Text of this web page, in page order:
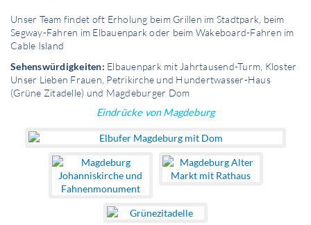
Unser Team findet oft Erholung beim Grillen im Stadtpark, beim
Segway-Fahren im Elbauenpark oder beim Wakeboard-Fahren im
Cable Island
Sehenswürdigkeiten: Elbauenpark mit Jahrtausend-Turm, Kloster
Unser Lieben Frauen, Petrikirche und Hundertwasser-Haus
(Grüne Zitadelle) und Magdeburger Dom
Eindrücke von Magdeburg